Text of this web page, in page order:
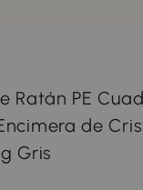
Ratán PE
de
Gris